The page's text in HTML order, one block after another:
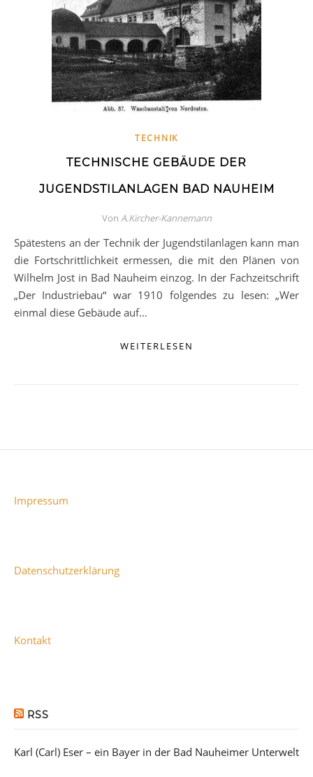
TECHNIK
TECHNISCHE GEBÄUDE DER
JUGENDSTILANLAGEN BAD NAUHEIM
Von A.Kircher-Kannemann
Spätestens an der Technik der Jugendstilanlagen kann man
die Fortschrittlichkeit ermessen, die mit den Plänen von
Wilhelm Jost in Bad Nauheim einzog. In der Fachzeitschrift
„Der Industriebau“ war 1910 folgendes zu lesen: „Wer
einmal diese Gebäude auf…
WEITERLESEN
Impressum
Datenschutzerklärung
Kontakt
RSS
Karl (Carl) Eser – ein Bayer in der Bad Nauheimer Unterwelt